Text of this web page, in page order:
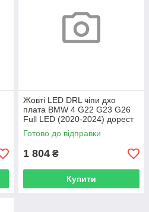
Жовті LED DRL чіпи дхо
плата BMW 4 G22 G23 G26
Full LED (2020-2024) дорест
(4 шт.)
Готово до відправки
1 804 ₴
Купити